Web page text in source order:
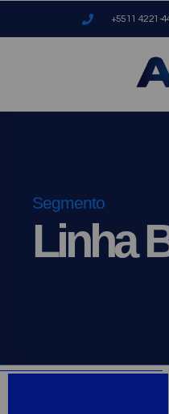
+5511 4221-
Segmento
Linha